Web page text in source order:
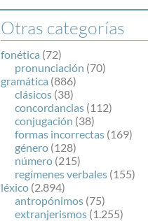
la Agencia Efe y la Real
cuyo objetivo es colaborar
español en los medios de
Internet.
Otras categorías
fonética (72)
pronunciación (70)
gramática (886)
clásicos (38)
concordancias (112)
conjugación (38)
formas incorrectas (169)
género (128)
número (215)
regímenes verbales (155)
léxico (2.894)
antropónimos (75)
extranjerismos (1.255)